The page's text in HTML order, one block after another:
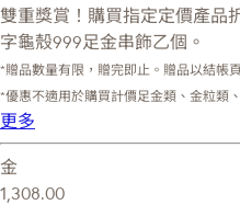
雙重獎賞！購買指定定價產品
字龜殼999足金串飾乙個。
*贈品數量有限，贈完即止。贈品以結帳
*優惠不適用於購買計價足金類、金粒類
更多
金
1,308.00